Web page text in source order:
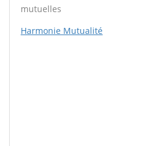
mutuelles
Harmonie Mutualité